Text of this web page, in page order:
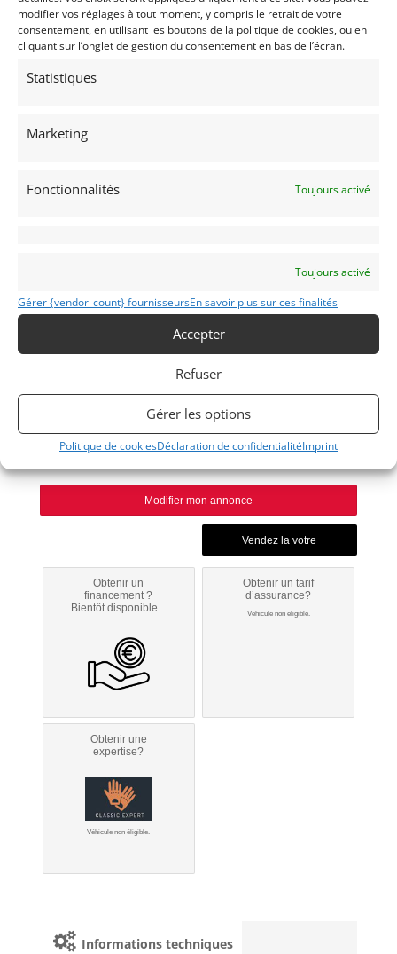
modifier vos réglages à tout moment, y compris le retrait de votre
consentement, en utilisant les boutons de la politique de cookies, ou en
cliquant sur l’onglet de gestion du consentement en bas de l’écran.
Statistiques
Marketing
Fonctionnalités Toujours activé
Toujours activé
Gérer {vendor_count} fournisseursEn savoir plus sur ces finalités
Accepter
Refuser
Gérer les options
Politique de cookiesDéclaration de confidentialitéImprint
Voir les 224 annonces de
ASAVE Challenge 65,Masters Pré-66 Touring Cars
Sixties Endurance,Spa 6H,Modena Cento Ore
MONACO
Modifier mon annonce
Obtenir un
financement ?
Bientôt disponible...
Obtenir un tarif
d’assurance?
Véhicule non éligible.
Obtenir une
expertise?
Véhicule non éligible.
Informations techniques